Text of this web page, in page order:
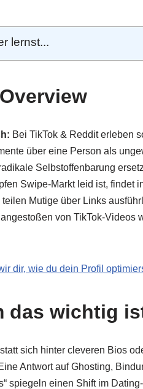
lernst...
Bei TikTok & Reddit erleben
über eine Person als
Selbstoffenbarung
Swipe-Markt leid ist, findet
teilen Mutige über Links
von TikTok-Videos
dir, wie du dein Profil
das wichtig
sich hinter cleveren Bios
Antwort auf Ghosting,
spiegeln einen Shift im